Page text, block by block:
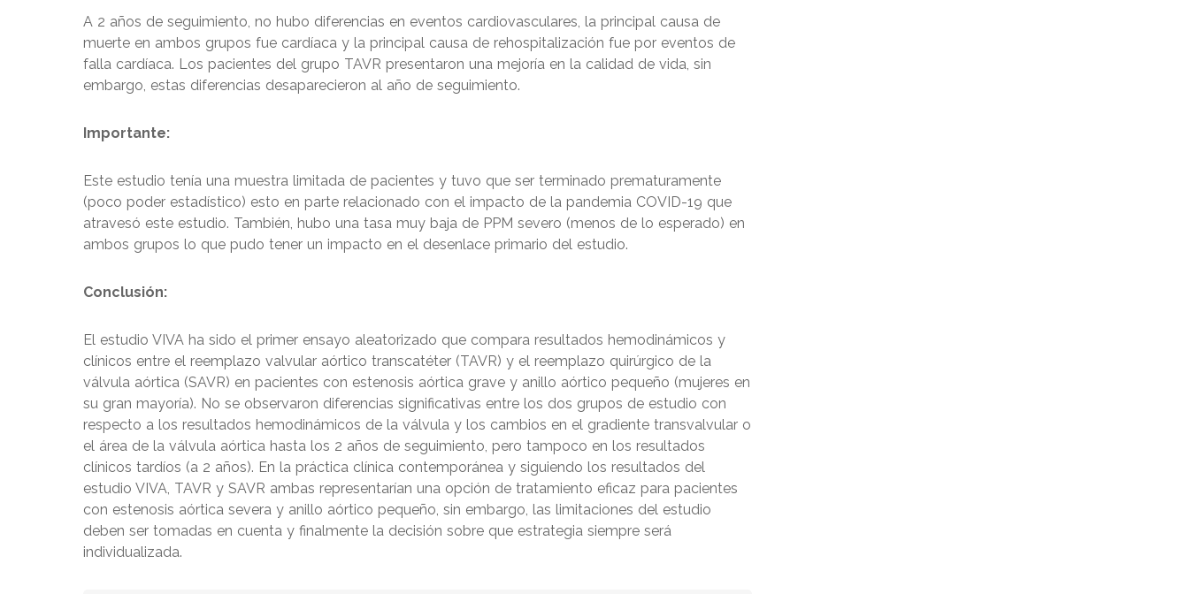
A 2 años de seguimiento, no hubo diferencias en eventos cardiovasculares, la principal causa de
muerte en ambos grupos fue cardíaca y la principal causa de rehospitalización fue por eventos de
falla cardíaca. Los pacientes del grupo TAVR presentaron una mejoría en la calidad de vida, sin
embargo, estas diferencias desaparecieron al año de seguimiento.
Importante:
Este estudio tenía una muestra limitada de pacientes y tuvo que ser terminado prematuramente
(poco poder estadístico) esto en parte relacionado con el impacto de la pandemia COVID-19 que
atravesó este estudio. También, hubo una tasa muy baja de PPM severo (menos de lo esperado) en
ambos grupos lo que pudo tener un impacto en el desenlace primario del estudio.
Conclusión:
El estudio VIVA ha sido el primer ensayo aleatorizado que compara resultados hemodinámicos y
clínicos entre el reemplazo valvular aórtico transcatéter (TAVR) y el reemplazo quirúrgico de la
válvula aórtica (SAVR) en pacientes con estenosis aórtica grave y anillo aórtico pequeño (mujeres en
su gran mayoría). No se observaron diferencias significativas entre los dos grupos de estudio con
respecto a los resultados hemodinámicos de la válvula y los cambios en el gradiente transvalvular o
el área de la válvula aórtica hasta los 2 años de seguimiento, pero tampoco en los resultados
clínicos tardíos (a 2 años). En la práctica clínica contemporánea y siguiendo los resultados del
estudio VIVA, TAVR y SAVR ambas representarían una opción de tratamiento eficaz para pacientes
con estenosis aórtica severa y anillo aórtico pequeño, sin embargo, las limitaciones del estudio
deben ser tomadas en cuenta y finalmente la decisión sobre que estrategia siempre será
individualizada.